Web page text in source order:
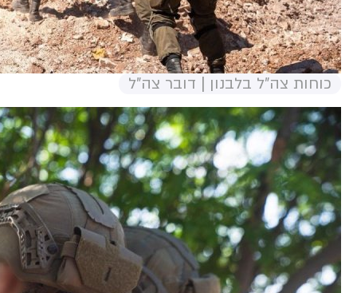
כוחות צה"ל בלבנון | דובר צה"ל